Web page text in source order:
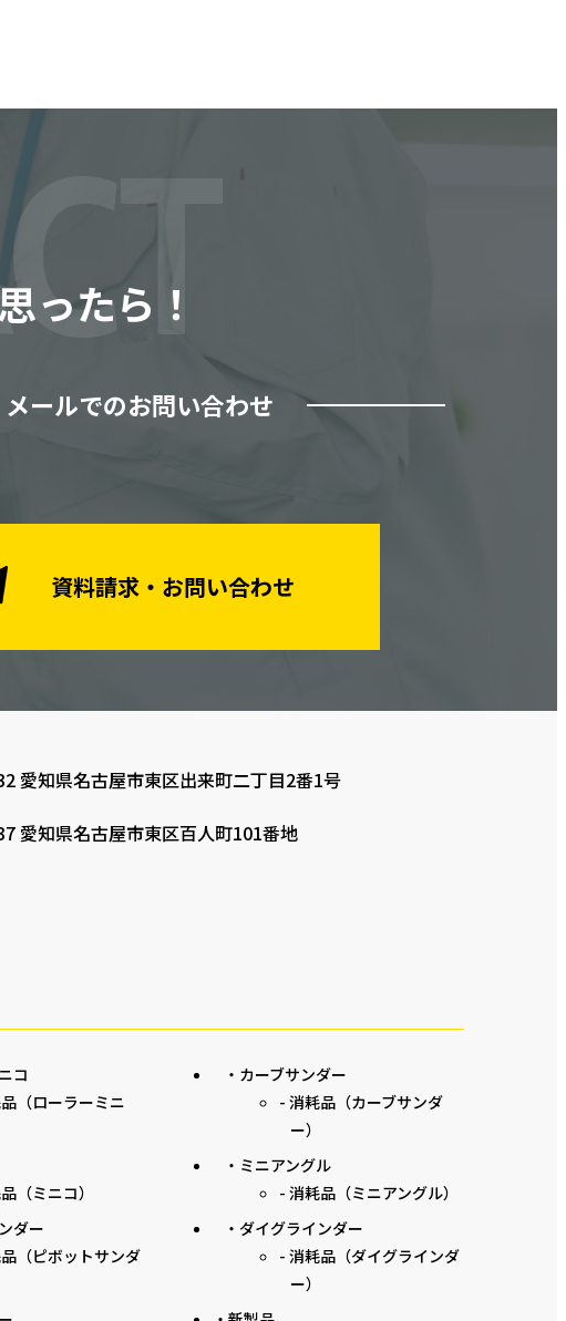
ったら！
メールでのお問い合わせ
資料請求・お問い合わせ
愛知県名古屋市東区出来町二丁目2番1号
愛知県名古屋市東区百人町101番地
コ
（ローラーミニ
（ミニコ）
ダー
（ピボットサンダ
・カーブサンダー
- 消耗品（カーブサンダ
ー）
・ミニアングル
- 消耗品（ミニアングル）
・ダイグラインダー
- 消耗品（ダイグラインダ
ー）